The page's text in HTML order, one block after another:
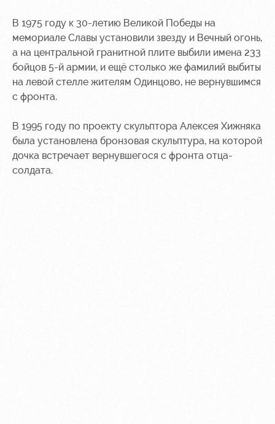
В 1975 году к 30-летию Великой Победы на
мемориале Славы установили звезду и Вечный огонь,
а на центральной гранитной плите выбили имена 233
бойцов 5-й армии, и ещё столько же фамилий выбиты
на левой стелле жителям Одинцово, не вернувшимся
с фронта.
В 1995 году по проекту скульптора Алексея Хижняка
была установлена бронзовая скульптура, на которой
дочка встречает вернувшегося с фронта отца-
солдата.